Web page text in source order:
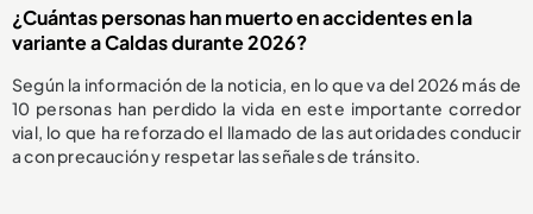
¿Cuántas personas han muerto en accidentes en la
variante a Caldas durante 2026?
Según la información de la noticia, en lo que va del 2026 más de
10 personas han perdido la vida en este importante corredor
vial, lo que ha reforzado el llamado de las autoridades conducir
a con precaución y respetar las señales de tránsito.